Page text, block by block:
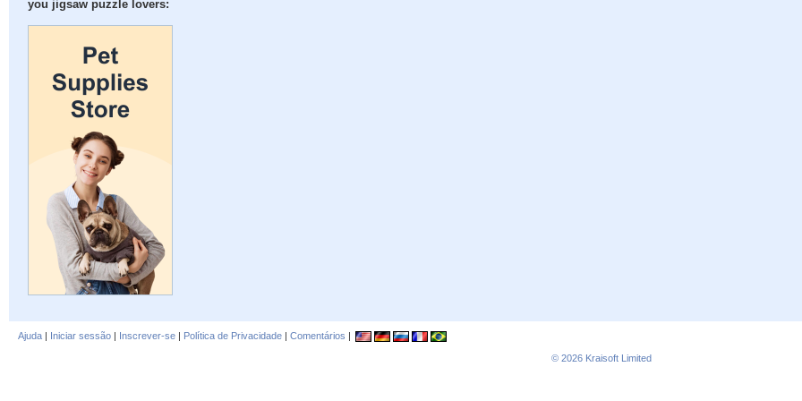
you jigsaw puzzle lovers:
Ajuda | Iniciar sessão | Inscrever-se | Política de Privacidade | Comentários |
© 2026 Kraisoft Limited